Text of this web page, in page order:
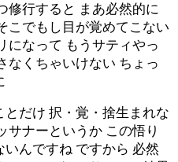
修行すると まあ必然的に
こでもし目が覚めてこない
になって もうサティやっ
なくちゃいけない ちょっ
だけ 択・覚・捨生まれな
サナーというか この悟り
んですね ですから 必然